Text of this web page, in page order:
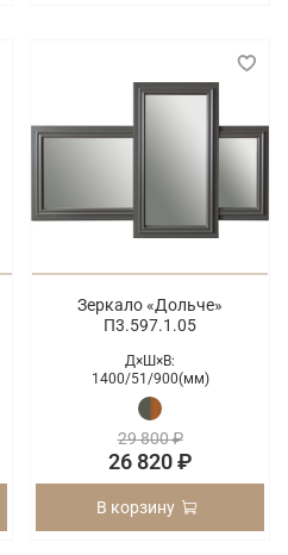
Зеркало «Дольче»
П3.597.1.05
Д×Ш×В:
1400/51/900(мм)
29 800 ₽
26 820 ₽
В корзину